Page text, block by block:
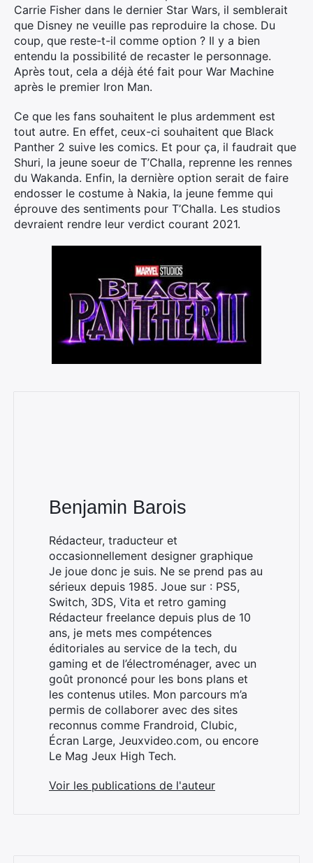
Carrie Fisher dans le dernier Star Wars, il semblerait
que Disney ne veuille pas reproduire la chose. Du
coup, que reste-t-il comme option ? Il y a bien
entendu la possibilité de recaster le personnage.
Après tout, cela a déjà été fait pour War Machine
après le premier Iron Man.
Ce que les fans souhaitent le plus ardemment est
tout autre. En effet, ceux-ci souhaitent que Black
Panther 2 suive les comics. Et pour ça, il faudrait que
Shuri, la jeune soeur de T’Challa, reprenne les rennes
du Wakanda. Enfin, la dernière option serait de faire
endosser le costume à Nakia, la jeune femme qui
éprouve des sentiments pour T’Challa. Les studios
devraient rendre leur verdict courant 2021.
Benjamin Barois
Rédacteur, traducteur et
occasionnellement designer graphique
Je joue donc je suis. Ne se prend pas au
sérieux depuis 1985. Joue sur : PS5,
Switch, 3DS, Vita et retro gaming
Rédacteur freelance depuis plus de 10
ans, je mets mes compétences
éditoriales au service de la tech, du
gaming et de l’électroménager, avec un
goût prononcé pour les bons plans et
les contenus utiles. Mon parcours m’a
permis de collaborer avec des sites
reconnus comme Frandroid, Clubic,
Écran Large, Jeuxvideo.com, ou encore
Le Mag Jeux High Tech.
Voir les publications de l'auteur
Rechercher
: